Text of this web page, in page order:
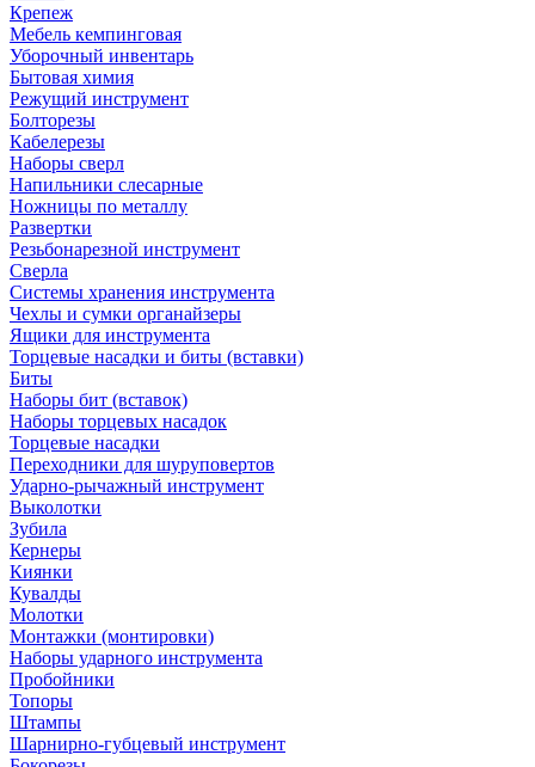
Крепеж
Мебель кемпинговая
Уборочный инвентарь
Бытовая химия
Режущий инструмент
Болторезы
Кабелерезы
Наборы сверл
Напильники слесарные
Ножницы по металлу
Развертки
Резьбонарезной инструмент
Сверла
Системы хранения инструмента
Чехлы и сумки органайзеры
Ящики для инструмента
Торцевые насадки и биты (вставки)
Биты
Наборы бит (вставок)
Наборы торцевых насадок
Торцевые насадки
Переходники для шуруповертов
Ударно-рычажный инструмент
Выколотки
Зубила
Кернеры
Киянки
Кувалды
Молотки
Монтажки (монтировки)
Наборы ударного инструмента
Пробойники
Топоры
Штампы
Шарнирно-губцевый инструмент